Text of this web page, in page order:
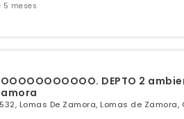
5 meses
DEPTO 2
Lomas De Zamora, Lomas de Zamora,